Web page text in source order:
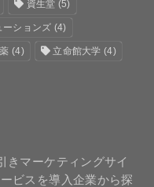
資生堂 (5)
ーションズ (4)
(4) 立命館大学 (4)
きマーケティングサイ
ビスを導入企業から探